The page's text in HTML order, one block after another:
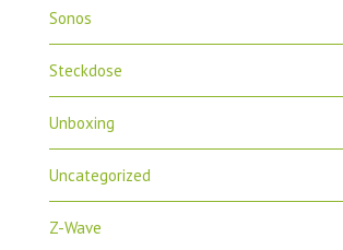
Sonos
Steckdose
Unboxing
Uncategorized
Z-Wave